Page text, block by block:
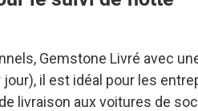
Gemstone Livré avec
il est idéal pour les
livraison aux voitures de